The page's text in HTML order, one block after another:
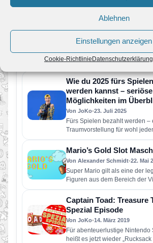
Ablehnen
Einstellungen anzeigen
Cookie-RichtlinieDatenschutzerklärung
Online und Nintendo
erschienen
Von JoKo•30. Juli 2025
Der SNES-Klassiker Mario
Abonnent:innen von Nintendo
Wie du 2025 fürs
werden kannst – seriöse
Möglichkeiten im
Von JoKo•23. Juli 2025
Fürs Spielen bezahlt werden –
Traumvorstellung für wohl
des Booms der Gaming-
Mario’s Gold Slot
Von Alexander Schmidt•22. Mai
Super Mario gilt als eine der
Figuren aus dem Bereich der
der ganzen Welt sind…
Captain Toad: Treasure
Spezial Episode
Von JoKo•14. März 2019
Für abenteuerlustige Nintendo
heißt es jetzt wieder